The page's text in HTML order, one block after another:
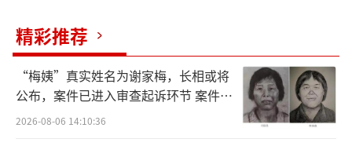
精彩推荐
“梅姨”真实姓名为谢家梅，长相或将
公布，案件已进入审查起诉环节 案件迎
来新进展
2026-08-06 14:10:36